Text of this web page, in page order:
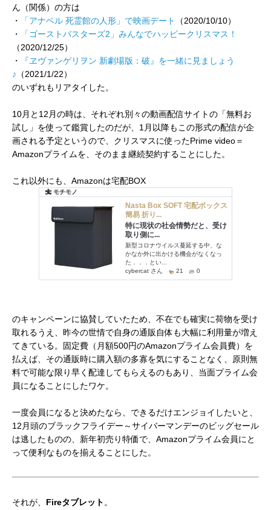
ん（関係）の方は
・
「アナベル 死霊館の人形」で映画デート
（2020/10/10）
・
「ゴーストバスターズ2」みんなでハッピークリスマス！
（2020/12/25）
・
『ヱヴァンゲリヲン 新劇場版：破』を一緒に見ましょう
♪ （2021/1/22）
のいずれもリアタイした。
10月と12月の時は、それぞれ別々の動画配信サイトの「無料お
試し」を使って鑑賞したのだが、1月以降もこの形式の配信が企
画される予定というので、クリスマスに使ったPrime video＝
Amazonプライムを、そのまま継続契約することにした。
これ以外にも、Amazonは宅配BOX
のキャンペーンに協賛していたため、不在でも確実に荷物を受け
取れるうえ、昨今の世情で自身の通販自体も大幅に利用量が増え
てきている。固定費（月額500円のAmazonプライム会員費）を
払えば、その通販時に購入額の多寡を気にすることなく、原則無
料で可能な限り早く配達してもらえるのもあり、当面プライム会
員になることにしたワケ。
一度会員になると決めたなら、できるだけエンジョイしたいと、
12月頭のブラックフライデー～サイバーマンデーのビッグセール
は逃したものの、新年初売り特価で、Amazonプライム会員にと
って便利なものを揃えることにした。
それが、 Fireタブレット 。